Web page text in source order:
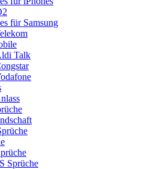
für Samsung
Talk
Sprüche